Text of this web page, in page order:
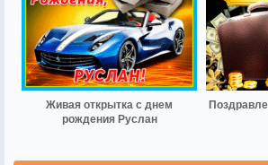
Живая открытка с днем
рождения Руслан